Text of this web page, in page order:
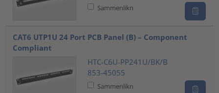
Sammenlikn
CAT6 UTP1U 24 Port PCB Panel (B) – Component
Compliant
HTC-C6U-PP241U/BK/B
853-45055
Sammenlikn